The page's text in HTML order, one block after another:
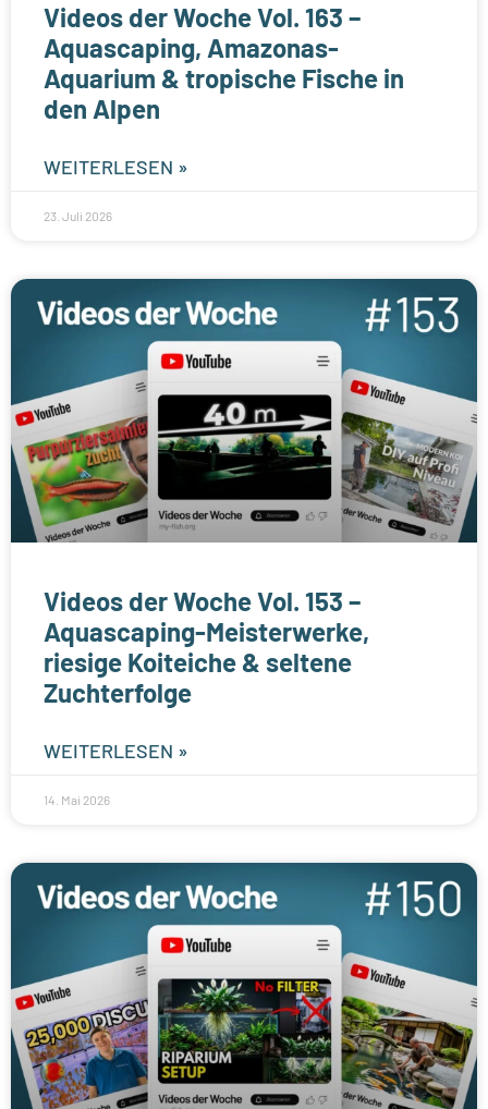
Videos der Woche Vol. 163 –
Aquascaping, Amazonas-
Aquarium & tropische Fische in
den Alpen
WEITERLESEN »
23. Juli 2026
Videos der Woche Vol. 153 –
Aquascaping-Meisterwerke,
riesige Koiteiche & seltene
Zuchterfolge
WEITERLESEN »
14. Mai 2026